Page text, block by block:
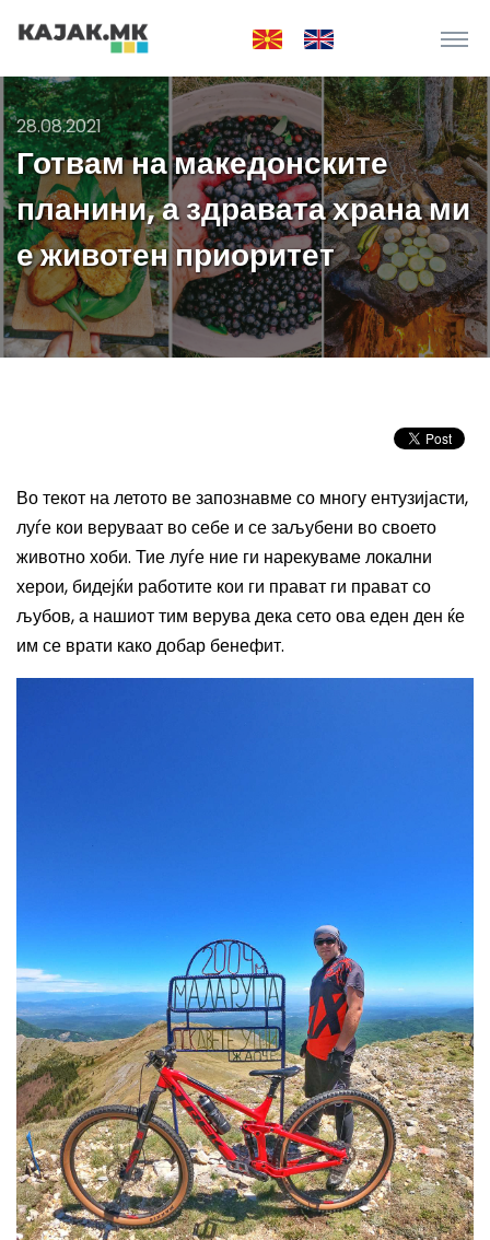
28.08.2021
Готвам на македонските
планини, а здравата храна ми
е животен приоритет
Во текот на летото ве запознавме со многу ентузијасти,
луѓе кои веруваат во себе и се заљубени во своето
животно хоби. Тие луѓе ние ги нарекуваме локални
херои, бидејќи работите кои ги прават ги прават со
љубов, а нашиот тим верува дека сето ова еден ден ќе
им се врати како добар бенефит.